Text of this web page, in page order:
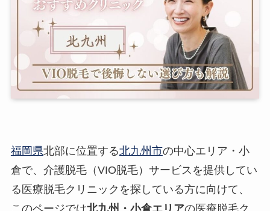
福岡県北部に位置する北九州市の中心エリア・小
倉で、介護脱毛（VIO脱毛）サービスを提供してい
る医療脱毛クリニックを探している方に向けて、